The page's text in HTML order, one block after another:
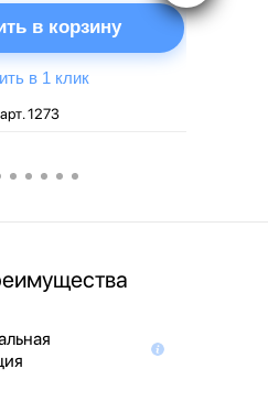
в корзину
в 1 клик
арт. 1273